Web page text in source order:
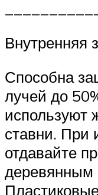
Внутренняя
Способна
лучей до
используют
ставни. При
отдавайте
деревянным